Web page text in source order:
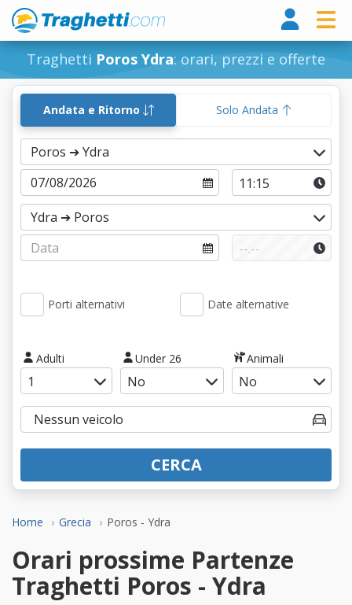
Traghetti Poros Ydra: orari, prezzi e offerte
Home Grecia Poros - Ydra
Andata e Ritorno Solo Andata
Porti alternativi Date alternative
Adulti Under 26 Animali
CERCA
Orari prossime Partenze
Traghetti Poros - Ydra